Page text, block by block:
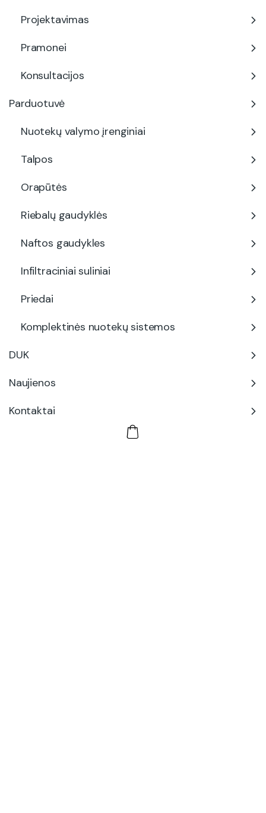
Projektavimas
Pramonei
Konsultacijos
Parduotuvė
Nuotekų valymo įrenginiai
Talpos
Orapūtės
Riebalų gaudyklės
Naftos gaudykles
Infiltraciniai suliniai
Priedai
Komplektinės nuotekų sistemos
DUK
Naujienos
Kontaktai